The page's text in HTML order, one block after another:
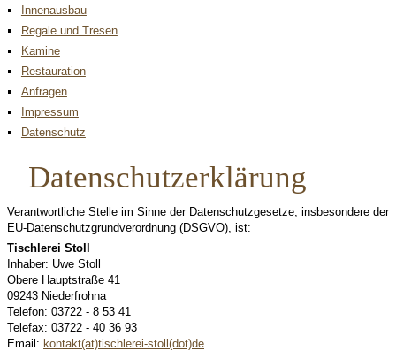
Innenausbau
Regale und Tresen
Kamine
Restauration
Anfragen
Impressum
Datenschutz
Datenschutzerklärung
Verantwortliche Stelle im Sinne der Datenschutzgesetze, insbesondere der
EU-Datenschutzgrundverordnung (DSGVO), ist:
Tischlerei Stoll
Inhaber: Uwe Stoll
Obere Hauptstraße 41
09243 Niederfrohna
Telefon: 03722 - 8 53 41
Telefax: 03722 - 40 36 93
Email: kontakt(at)tischlerei-stoll(dot)de